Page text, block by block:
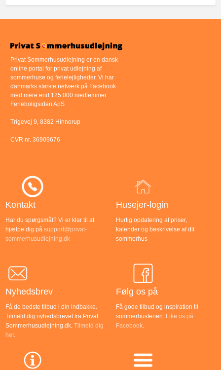
Privat Sommerhusudlejning er en dansk
online portal for privat udlejning af
sommerhuse og ferielejligheder. Vi har
danmarks største netværk på Facebook
med mere end 125.000 medlemmer.
Ferieboligsiden ApS
Trigevej 9, 8382 Hinnerup
CVR nr. 36909676
Kontakt
Har du spørgsmål? Vi er klar til at
hjælpe dig på support@privat-
sommerhusudlejning.dk
Husejer-login
Hurtig opdatering af priser,
kalender og beskrivelse af dit
sommerhus
Nyhedsbrev
Få de bedste tilbud i din indbakke.
Tilmeld dig nyhedsbrevet fra Privat
Sommerhusudlejning.dk. Tilmeld dig
her.
Følg os på
Få gode tilbud og inspiration til
sommerhusferien. Like os på
Facebook.